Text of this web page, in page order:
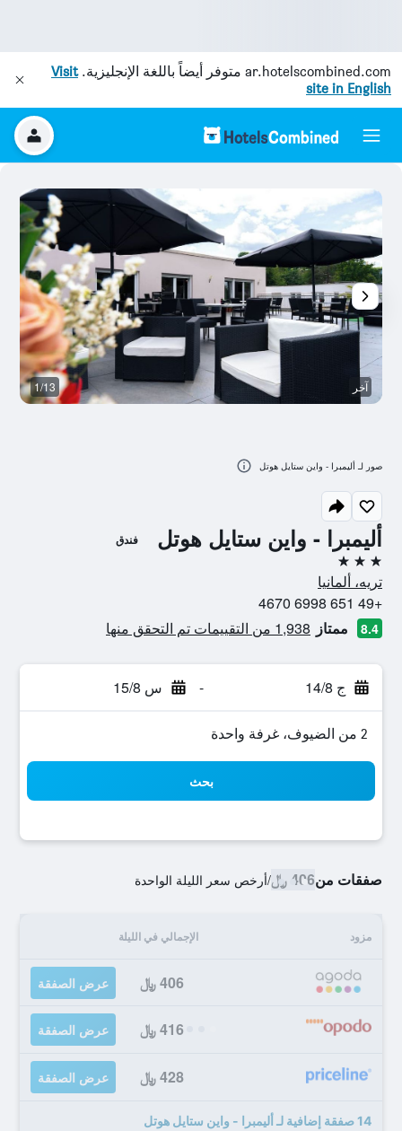
ar.hotelscombined.com متوفر أيضاً باللغة الإنجليزية.Visit
site in English
أليمبرا - واين ستايل هوتل فندق
3 نجوم
تريه، ألمانيا
+49 651 6998 4670
8.4 ممتاز 1,938 من التقييمات تم التحقق منها
ج 14/8 - س 15/8
2 من الضيوف، غرفة واحدة
بحث
صفقات من406 ﷼ /أرخص سعر الليلة الواحدة
مزود الإجمالي في الليلة
406 ﷼ عرض الصفقة
416 ﷼ عرض الصفقة
428 ﷼ عرض الصفقة
14 صفقة إضافية لـ أليمبرا - واين ستايل هوتل
آخر 1/13
صور لـ أليمبرا - واين ستايل هوتل